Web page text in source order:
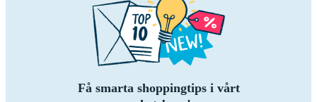
Få smarta shoppingtips i vårt